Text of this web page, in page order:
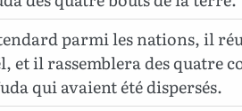
parmi les nations, il
et il rassemblera des quatre
qui avaient été dispersés.